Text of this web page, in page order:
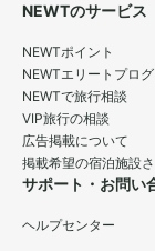
NEWTのサービス
NEWTポイント
NEWTエリートプロ
NEWTで旅行相談
VIP旅行の相談
広告掲載について
掲載希望の宿泊施設
サポート・お問い
ヘルプセンター